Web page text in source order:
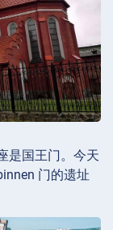
是国王门。今天
门的遗址